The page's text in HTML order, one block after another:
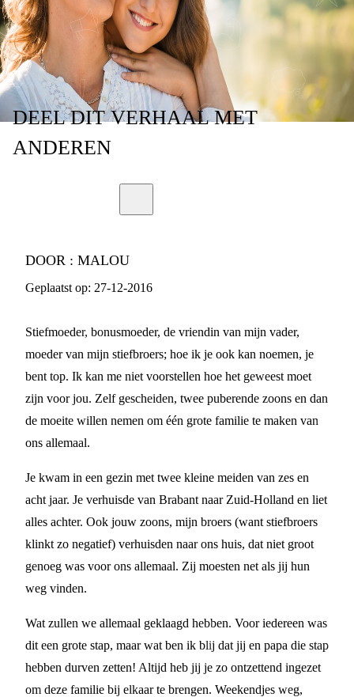
DEELDIT VERHAALMET
ANDEREN
DOOR : MALOU
Geplaatst op: 27-12-2016
Stiefmoeder, bonusmoeder, de vriendin van mijn vader,
moeder van mijn stiefbroers; hoe ik je ook kan noemen, je
bent top. Ik kan me niet voorstellen hoe het geweest moet
zijn voor jou. Zelf gescheiden, twee puberende zoons en dan
de moeite willen nemen om één grote familie te maken van
ons allemaal.
Je kwam in een gezin met twee kleine meiden van zes en
acht jaar. Je verhuisde van Brabant naar Zuid-Holland en liet
alles achter. Ook jouw zoons, mijn broers (want stiefbroers
klinkt zo negatief) verhuisden naar ons huis, dat niet groot
genoeg was voor ons allemaal. Zij moesten net als jij hun
weg vinden.
Wat zullen we allemaal geklaagd hebben. Voor iedereen was
dit een grote stap, maar wat ben ik blij dat jij en papa die stap
hebben durven zetten! Altijd heb jij je zo ontzettend ingezet
om deze familie bij elkaar te brengen. Weekendjes weg,